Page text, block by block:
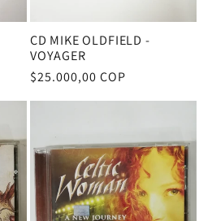
CD MIKE OLDFIELD -
VOYAGER
Precio
$25.000,00 COP